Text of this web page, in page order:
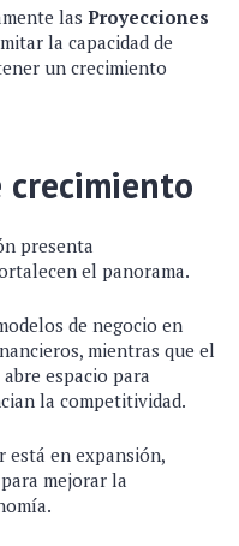
las Proyecciones
la capacidad de
un crecimiento
presenta
el panorama.
de negocio en
mientras que el
abre espacio para
la competitividad.
en expansión,
mejorar la